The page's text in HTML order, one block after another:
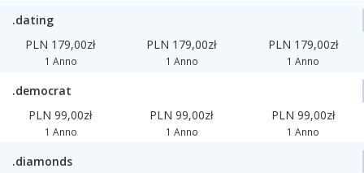
.dating
PLN 179,00zł
1 Anno
PLN 179,00zł
1 Anno
PLN 179,00zł
1 Anno
.democrat
PLN 99,00zł
1 Anno
PLN 99,00zł
1 Anno
PLN 99,00zł
1 Anno
.diamonds